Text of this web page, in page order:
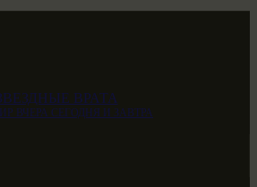
ВРАТА
ВЧЕРА СЕГОДНЯ И ЗАВТРА